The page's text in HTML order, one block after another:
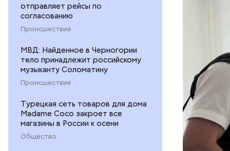
отправляет рейсы по
согласованию
Происшествия
МВД: Найденное в Черногории
тело принадлежит российскому
музыканту Соломатину
Происшествия
Турецкая сеть товаров для дома
Madame Coco закроет все
магазины в России к осени
Общество
изъятой